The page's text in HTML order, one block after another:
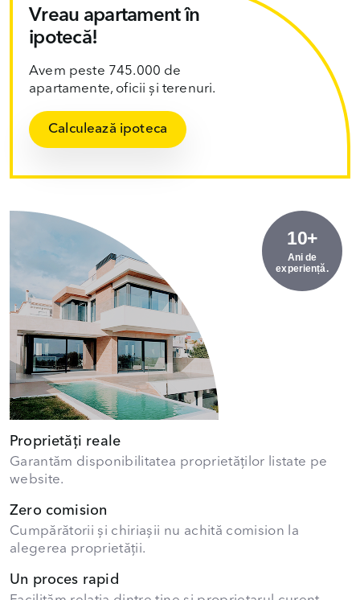
Vreau apartament în
ipotecă!
Avem peste 745.000 de
apartamente, oficii și terenuri.
Calculează ipoteca
10+
Ani de
experiență.
Proprietăți reale
Garantăm disponibilitatea proprietăților listate pe
website.
Zero comision
Cumpărătorii și chiriașii nu achită comision la
alegerea proprietății.
Un proces rapid